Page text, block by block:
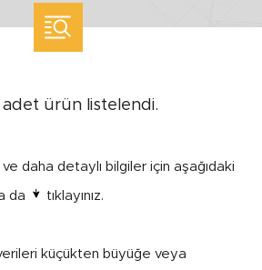
adet ürün listelendi.
daha detaylı bilgiler için aşağıdaki
da tıklayınız.
küçükten büyüğe veya